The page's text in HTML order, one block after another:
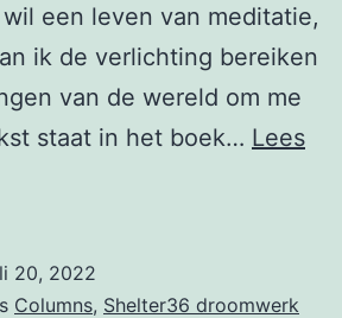
wil een leven van meditatie,
ik de verlichting bereiken
van de wereld om me
staat in het boek… Lees
20, 2022
Columns, Shelter36 droomwerk